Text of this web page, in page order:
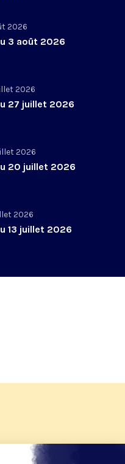
2026
3 août 2026
2026
27 juillet 2026
2026
20 juillet 2026
2026
13 juillet 2026
d'été 2026 de KTO